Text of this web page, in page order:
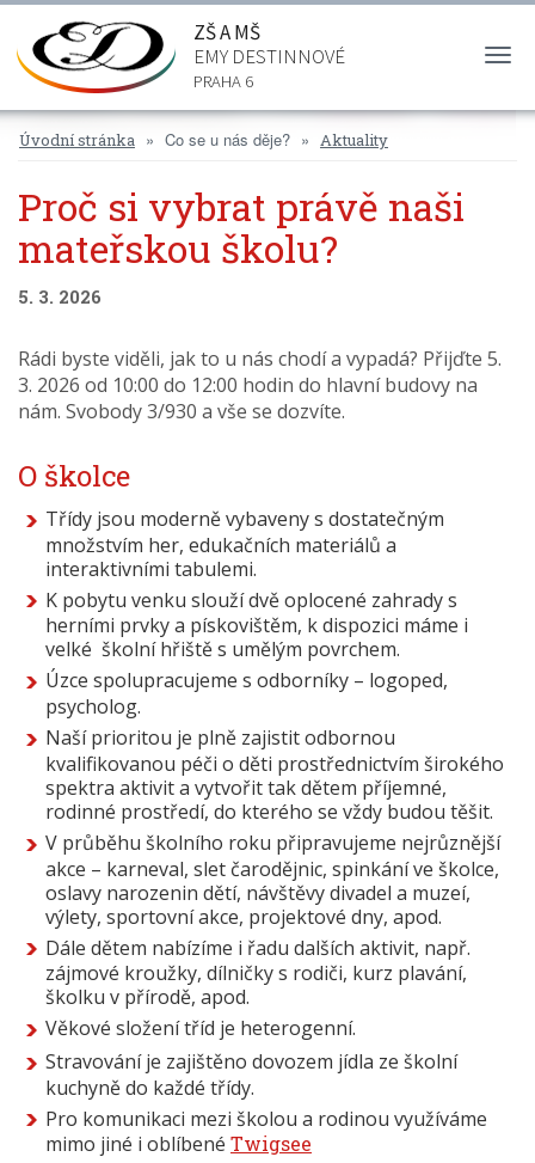
ZŠ A MŠ
EMY DESTINNOVÉ
PRAHA 6
Úvodní stránka Co se u nás děje? Aktuality
Proč si vybrat právě naši
mateřskou školu?
5. 3. 2026
Rádi byste viděli, jak to u nás chodí a vypadá? Přijďte 5.
3. 2026 od 10:00 do 12:00 hodin do hlavní budovy na
nám. Svobody 3/930 a vše se dozvíte.
O školce
Třídy jsou moderně vybaveny s dostatečným
množstvím her, edukačních materiálů a
interaktivními tabulemi.
K pobytu venku slouží dvě oplocené zahrady s
herními prvky a pískovištěm, k dispozici máme i
velké školní hřiště s umělým povrchem.
Úzce spolupracujeme s odborníky – logoped,
psycholog.
Naší prioritou je plně zajistit odbornou
kvalifikovanou péči o děti prostřednictvím širokého
spektra aktivit a vytvořit tak dětem příjemné,
rodinné prostředí, do kterého se vždy budou těšit.
V průběhu školního roku připravujeme nejrůznější
akce – karneval, slet čarodějnic, spinkání ve školce,
oslavy narozenin dětí, návštěvy divadel a muzeí,
výlety, sportovní akce, projektové dny, apod.
Dále dětem nabízíme i řadu dalších aktivit, např.
zájmové kroužky, dílničky s rodiči, kurz plavání,
školku v přírodě, apod.
Věkové složení tříd je heterogenní.
Stravování je zajištěno dovozem jídla ze školní
kuchyně do každé třídy.
Pro komunikaci mezi školou a rodinou využíváme
mimo jiné i oblíbené Twigsee